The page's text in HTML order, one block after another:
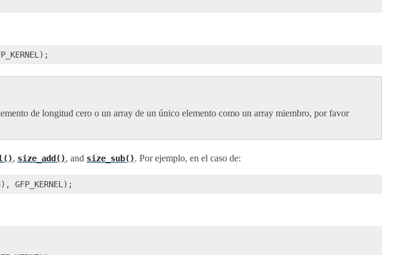
de longitud cero o un array de un único elemento como un array miembro, por favor
, size_add(), and size_sub(). Por ejemplo, en el caso de: